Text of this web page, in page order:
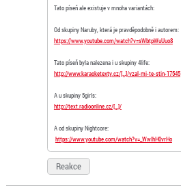
Tato píseň ale existuje v mnoha variantách:
Od skupiny Naruby, která je pravděpodobně i autorem:
https://www.youtube.com/watch?v=sWbtpWuUuo8
Tato píseň byla nalezena i u skupiny 4life:
http://www.karaoketexty.cz/[…]/vzal-mi-te-stin-17545
A u skupiny 5girls:
http://text.radioonline.cz/[…]/
A od skupiny Nightcore:
https://www.youtube.com/watch?v=_WwIhH0vrHo
Reakce